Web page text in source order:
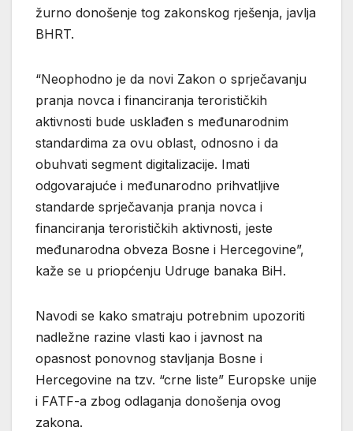
žurno donošenje tog zakonskog rješenja, javlja
BHRT.
“Neophodno je da novi Zakon o sprječavanju
pranja novca i financiranja terorističkih
aktivnosti bude usklađen s međunarodnim
standardima za ovu oblast, odnosno i da
obuhvati segment digitalizacije. Imati
odgovarajuće i međunarodno prihvatljive
standarde sprječavanja pranja novca i
financiranja terorističkih aktivnosti, jeste
međunarodna obveza Bosne i Hercegovine”,
kaže se u priopćenju Udruge banaka BiH.
Navodi se kako smatraju potrebnim upozoriti
nadležne razine vlasti kao i javnost na
opasnost ponovnog stavljanja Bosne i
Hercegovine na tzv. “crne liste” Europske unije
i FATF-a zbog odlaganja donošenja ovog
zakona.